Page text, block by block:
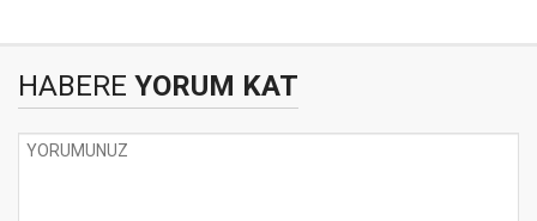
HABERE YORUM KAT